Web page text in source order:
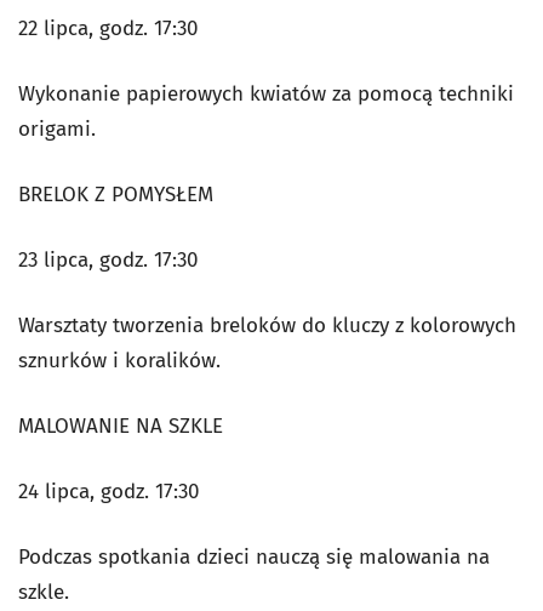
22 lipca, godz. 17:30
Wykonanie papierowych kwiatów za pomocą techniki
origami.
BRELOK Z POMYSŁEM
23 lipca, godz. 17:30
Warsztaty tworzenia breloków do kluczy z kolorowych
sznurków i koralików.
MALOWANIE NA SZKLE
24 lipca, godz. 17:30
Podczas spotkania dzieci nauczą się malowania na
szkle.